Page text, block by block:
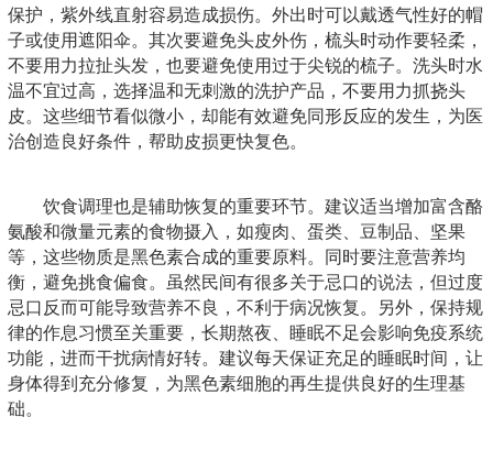
保护，紫外线直射容易造成损伤。外出时可以戴透气性好的帽
子或使用遮阳伞。其次要避免头皮外伤，梳头时动作要轻柔，
不要用力拉扯头发，也要避免使用过于尖锐的梳子。洗头时水
温不宜过高，选择温和无刺激的洗护产品，不要用力抓挠头
皮。这些细节看似微小，却能有效避免同形反应的发生，为医
治创造良好条件，帮助皮损更快复色。
饮食调理也是辅助恢复的重要环节。建议适当增加富含酪
氨酸和微量元素的食物摄入，如瘦肉、蛋类、豆制品、坚果
等，这些物质是黑色素合成的重要原料。同时要注意营养均
衡，避免挑食偏食。虽然民间有很多关于忌口的说法，但过度
忌口反而可能导致营养不良，不利于病况恢复。另外，保持规
律的作息习惯至关重要，长期熬夜、睡眠不足会影响免疫系统
功能，进而干扰病情好转。建议每天保证充足的睡眠时间，让
身体得到充分修复，为黑色素细胞的再生提供良好的生理基
础。